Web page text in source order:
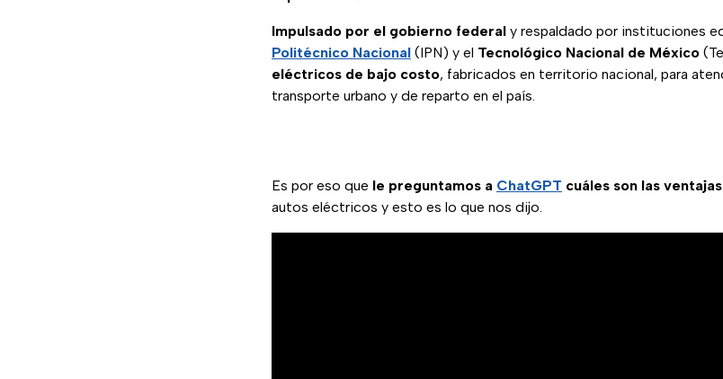
Impulsado por el gobierno federal y respaldado por instituciones
Politécnico Nacional (IPN) y el Tecnológico Nacional de México
eléctricos de bajo costo, fabricados en territorio nacional, para
transporte urbano y de reparto en el país.
Es por eso que le preguntamos a ChatGPT cuáles son las
autos eléctricos y esto es lo que nos dijo.